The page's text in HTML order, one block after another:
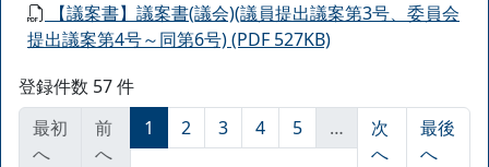
【議案書】議案書(議会)(議員提出議案第3号、委員会
提出議案第4号～同第6号) (PDF 527KB)
登録件数 57 件
最初
へ
前
へ
1 2 3 4 5 …
次
へ
最後
へ